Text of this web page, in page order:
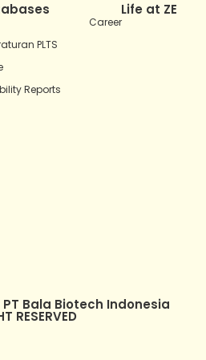
PLTS
Reports
Life at ZE
Career
Bala Biotech Indonesia
RESERVED